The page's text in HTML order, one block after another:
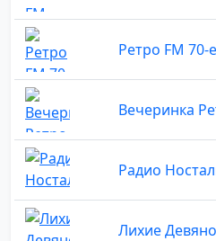
Ретро FM 70-е
Вечеринка
Радио
Лихие